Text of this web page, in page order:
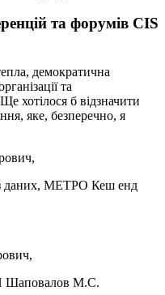
та форумів CIS
демократична
та
хотілося б відзначити
яке, безперечно, я
даних, МЕТРО Кеш енд
Шаповалов М.С.